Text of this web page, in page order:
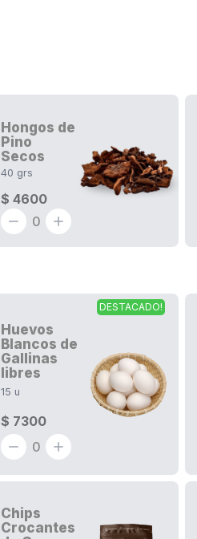
Hongos de
Pino
Secos
40 grs
$ 4600
0
DESTACADO!
Huevos
Blancos de
Gallinas
libres
15 u
$ 7300
0
Chips
Crocantes